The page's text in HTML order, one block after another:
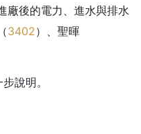
廠後的電力、進水與排水
3402）、聖暉
說明。